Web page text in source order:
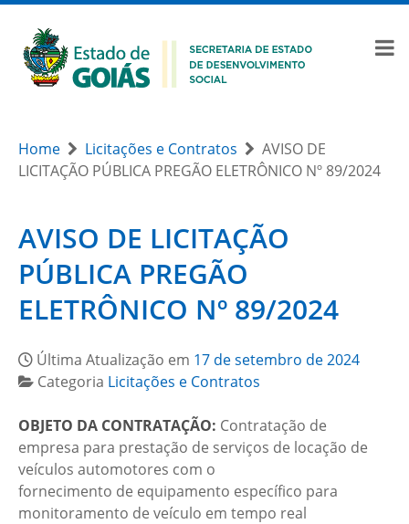
Home Licitações e Contratos
AVISO DE
LICITAÇÃO PÚBLICA PREGÃO ELETRÔNICO Nº 89/2024
AVISO DE LICITAÇÃO
PÚBLICA PREGÃO
ELETRÔNICO Nº 89/2024
Última Atualização em 17 de setembro de 2024
Categoria Licitações e Contratos
OBJETO DA CONTRATAÇÃO: Contratação de
empresa para prestação de serviços de locação de
veículos automotores com o
fornecimento de equipamento específico para
monitoramento de veículo em tempo real